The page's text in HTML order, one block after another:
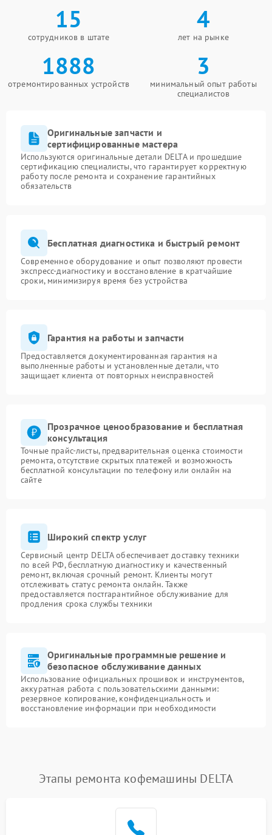
15
сотрудников в штате
4
лет на рынке
1888
отремонтированных устройств
3
минимальный опыт работы
специалистов
Оригинальные запчасти и
сертифицированные мастера
Используются оригинальные детали DELTA и прошедшие
сертификацию специалисты, что гарантирует корректную
работу после ремонта и сохранение гарантийных
обязательств
Бесплатная диагностика и быстрый ремонт
Современное оборудование и опыт позволяют провести
экспресс-диагностику и восстановление в кратчайшие
сроки, минимизируя время без устройства
Гарантия на работы и запчасти
Предоставляется документированная гарантия на
выполненные работы и установленные детали, что
защищает клиента от повторных неисправностей
Прозрачное ценообразование и бесплатная
консультация
Точные прайс-листы, предварительная оценка стоимости
ремонта, отсутствие скрытых платежей и возможность
бесплатной консультации по телефону или онлайн на
сайте
Широкий спектр услуг
Сервисный центр DELTA обеспечивает доставку техники
по всей РФ, бесплатную диагностику и качественный
ремонт, включая срочный ремонт. Клиенты могут
отслеживать статус ремонта онлайн. Также
предоставляется постгарантийное обслуживание для
продления срока службы техники
Оригинальные программные решение и
безопасное обслуживание данных
Использование официальных прошивок и инструментов,
аккуратная работа с пользовательскими данными:
резервное копирование, конфиденциальность и
восстановление информации при необходимости
Этапы ремонта кофемашины DELTA